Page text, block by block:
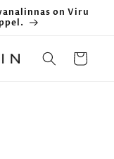
on Viru
Ostukorv